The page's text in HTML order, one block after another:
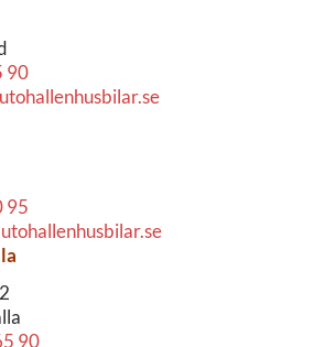
90
95
90